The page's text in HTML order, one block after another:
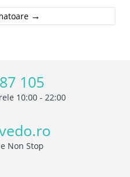
105
10:00 - 22:00
Non Stop